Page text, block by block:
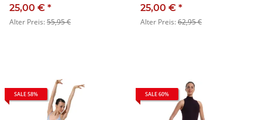
25,00 € *
Alter Preis:55,95 €
SALE
25,00 € *
Alter Preis:62,95 €
SALE 58% SALE 60%